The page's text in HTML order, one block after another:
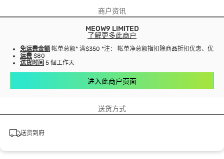
商户资讯
MEOW9 LIMITED
了解更多此商户
免运费金额 帐单总额* 满$350 *注： 帐单净总额指扣除商品折扣优惠、优惠
运费 $80
送货时间 5 個工作天
进入此商户页面
送货方式
送货到府